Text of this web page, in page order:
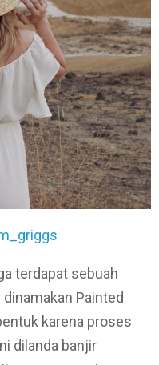
terdapat sebuah
Painted
karena proses
dilanda banjir